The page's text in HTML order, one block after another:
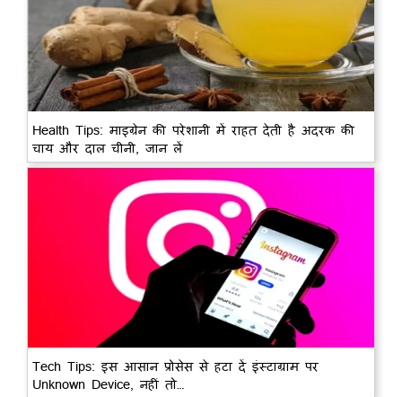
Health Tips: माइग्रेन की परेशानी में राहत देती है अदरक की
चाय और दाल चीनी, जान लें
Tech Tips: इस आसान प्रोसेस से हटा दें इंस्टाग्राम पर
Unknown Device, नहीं तो…